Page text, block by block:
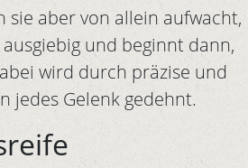
sie aber von allein aufwacht,
und beginnt dann,
wird durch präzise und
jedes Gelenk gedehnt.